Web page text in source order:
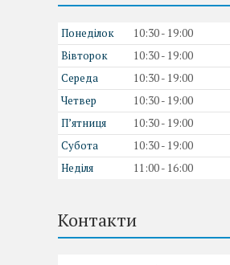
Понеділок 10:30
19:00
Вівторок
10:30
19:00
Середа
10:30
19:00
Четвер
10:30
19:00
Пʼятниця
10:30
19:00
Субота
10:30
19:00
Неділя
11:00 16:00
Контакти